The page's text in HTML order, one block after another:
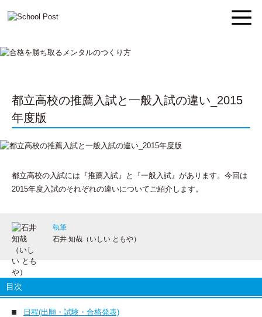
都立高校の推薦入試と一般入試の違い_2015
年度版
都立高校の入試には『推薦入試』と『一般入試』があります。今回は
2015年度入試のそれぞれの違いについてご紹介します。
執筆
石井 知哉（いしい ともや）
目次
日程(出願・試験・合格発表)